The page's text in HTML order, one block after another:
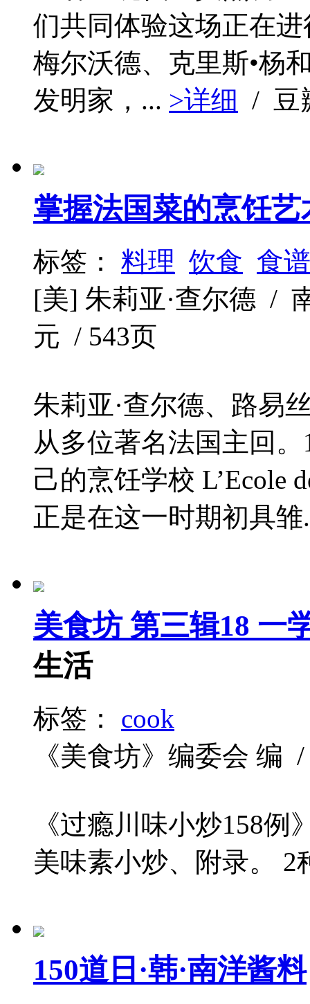
们共同体验这场正在
梅尔沃德、克里斯•杨
发明家，... >详细 / 豆
掌握法国菜的烹饪艺
标签： 料理 饮食 食谱
[美] 朱莉亚·查尔德 /
元 / 543页
朱莉亚·查尔德、路易
从多位著名法国主回
己的烹饪学校 L’Ecole
正是在这一时期初具
美食坊 第三辑18 一
生活
标签： cook
《美食坊》编委会 编
《过瘾川味小炒158
美味素小炒、附录。
150道日·韩·南洋酱料